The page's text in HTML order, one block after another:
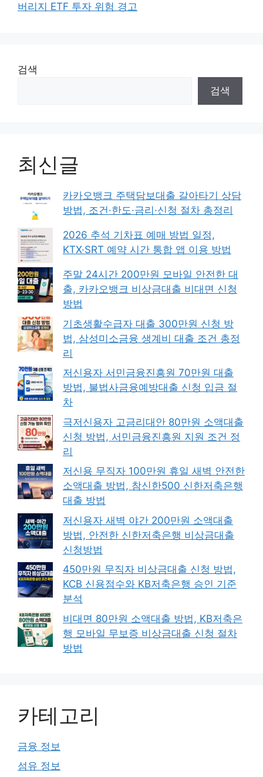
버리지 ETF 투자 위험 경고
검색
검색
최신글
카카오뱅크 주택담보대출 갈아타기 상담
방법, 조건·한도·금리·신청 절차 총정리
2026 추석 기차표 예매 방법 일정,
KTX·SRT 예약 시간 통합 앱 이용 방법
주말 24시간 200만원 모바일 안전한 대
출, 카카오뱅크 비상금대출 비대면 신청
방법
기초생활수급자 대출 300만원 신청 방
법, 삼성미소금융 생계비 대출 조건 총정
리
저신용자 서민금융진흥원 70만원 대출
방법, 불법사금융예방대출 신청 입금 절
차
극저신용자 고금리대안 80만원 소액대출
신청 방법, 서민금융진흥원 지원 조건 정
리
저신용 무직자 100만원 휴일 새벽 안전한
소액대출 방법, 참신한500 신한저축은행
대출 방법
저신용자 새벽 야간 200만원 소액대출
방법, 안전한 신한저축은행 비상금대출
신청방법
450만원 무직자 비상금대출 신청 방법,
KCB 신용점수와 KB저축은행 승인 기준
분석
비대면 80만원 소액대출 방법, KB저축은
행 모바일 무보증 비상금대출 신청 절차
방법
카테고리
금융 정보
섬유 정보